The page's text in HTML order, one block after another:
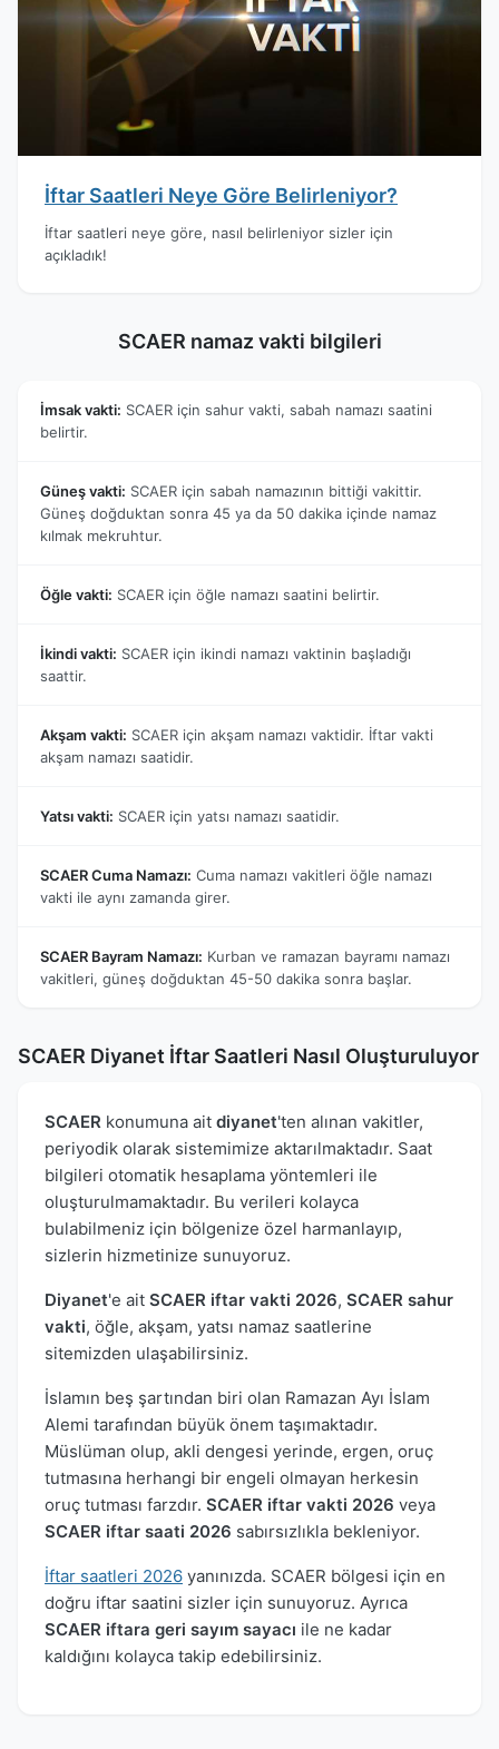
İftar Saatleri Neye Göre Belirleniyor?
İftar saatleri neye göre, nasıl belirleniyor sizler için
açıkladık!
SCAER namaz vakti bilgileri
İmsak vakti: SCAER için sahur vakti, sabah namazı saatini
belirtir.
Güneş vakti: SCAER için sabah namazının bittiği vakittir.
Güneş doğduktan sonra 45 ya da 50 dakika içinde namaz
kılmak mekruhtur.
Öğle vakti: SCAER için öğle namazı saatini belirtir.
İkindi vakti: SCAER için ikindi namazı vaktinin başladığı
saattir.
Akşam vakti: SCAER için akşam namazı vaktidir. İftar vakti
akşam namazı saatidir.
Yatsı vakti: SCAER için yatsı namazı saatidir.
SCAER Cuma Namazı: Cuma namazı vakitleri öğle namazı
vakti ile aynı zamanda girer.
SCAER Bayram Namazı: Kurban ve ramazan bayramı namazı
vakitleri, güneş doğduktan 45-50 dakika sonra başlar.
SCAER Diyanet İftar Saatleri Nasıl Oluşturuluyor
SCAER konumuna ait diyanet'ten alınan vakitler,
periyodik olarak sistemimize aktarılmaktadır. Saat
bilgileri otomatik hesaplama yöntemleri ile
oluşturulmamaktadır. Bu verileri kolayca
bulabilmeniz için bölgenize özel harmanlayıp,
sizlerin hizmetinize sunuyoruz.
Diyanet'e ait SCAER iftar vakti 2026, SCAER sahur
vakti, öğle, akşam, yatsı namaz saatlerine
sitemizden ulaşabilirsiniz.
İslamın beş şartından biri olan Ramazan Ayı İslam
Alemi tarafından büyük önem taşımaktadır.
Müslüman olup, akli dengesi yerinde, ergen, oruç
tutmasına herhangi bir engeli olmayan herkesin
oruç tutması farzdır. SCAER iftar vakti 2026 veya
SCAER iftar saati 2026 sabırsızlıkla bekleniyor.
İftar saatleri 2026 yanınızda. SCAER bölgesi için en
doğru iftar saatini sizler için sunuyoruz. Ayrıca
SCAER iftara geri sayım sayacı ile ne kadar
kaldığını kolayca takip edebilirsiniz.